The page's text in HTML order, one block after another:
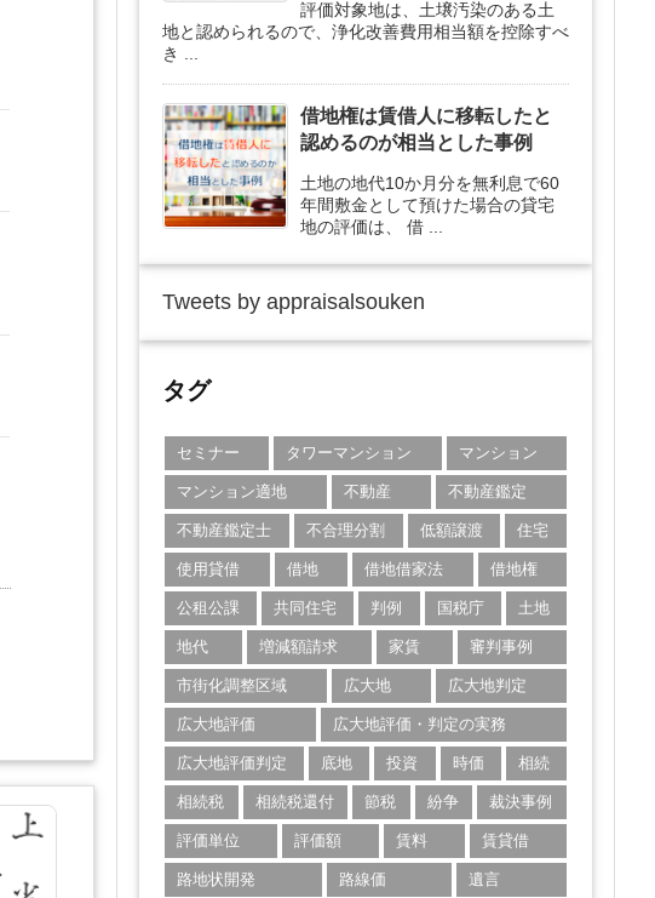
評価対象地は、土壌汚染のある土
地と認められるので、浄化改善費用相当額を控除すべ
き ...
借地権は賃借人に移転したと
認めるのが相当とした事例
土地の地代10か月分を無利息で60
年間敷金として預けた場合の貸宅
地の評価は、 借 ...
Tweets by appraisalsouken
タグ
セミナー タワーマンション マンション
マンション適地 不動産 不動産鑑定
不動産鑑定士 不合理分割 低額譲渡 住宅
使用貸借 借地 借地借家法 借地権
公租公課 共同住宅 判例 国税庁 土地
地代 増減額請求 家賃 審判事例
市街化調整区域 広大地 広大地判定
広大地評価 広大地評価・判定の実務
広大地評価判定 底地 投資 時価 相続
相続税 相続税還付 節税 紛争 裁決事例
評価単位 評価額 賃料 賃貸借
路地状開発 路線価 遺言